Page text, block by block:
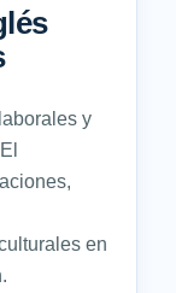
y
en